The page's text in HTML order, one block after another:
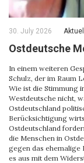
30. July 2026 Aktuell
Ostdeutsche
In einem weiteren
Schulz, der im Raum
Wie ist die Stimmung
Westdeutsche nicht,
Ostdeutschland
Berücksichtigung
Ostdeutschland
die Menschen in
gegen das ehemalige
es aus mit dem